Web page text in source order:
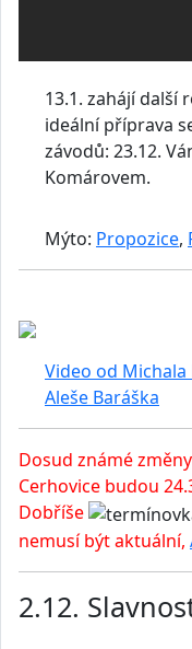
13.1. zahájí další
ideální příprava
závodů: 23.12.
Komárovem.
Mýto: Propozice,
Video od Michala
Aleše Baráška
Dosud známé
Cerhovice budou
Dobříše
nemusí být aktuální,
2.12.